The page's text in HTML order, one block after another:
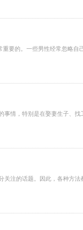
要的。一些男性经常忽略自
情，特别是在娶妻生子、
注的话题。因此，各种方